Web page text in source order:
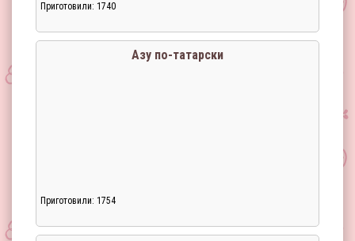
Приготовили: 1740
Азу по-татарски
Приготовили: 1754